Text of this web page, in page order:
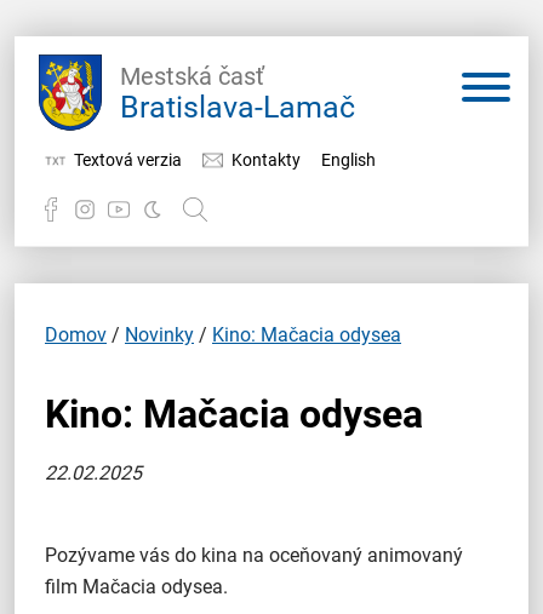
Mestská časť
Bratislava-Lamač
Textová verzia Kontakty English
Samospráva
Domov / Novinky / Kino: Mačacia odysea
Kino: Mačacia odysea
22.02.2025
Pozývame vás do kina na oceňovaný animovaný
film Mačacia odysea.